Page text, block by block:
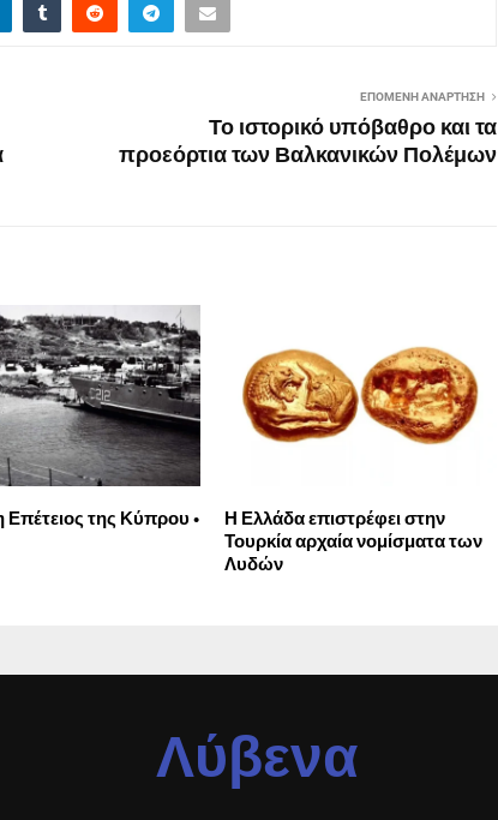
ΕΠΌΜΕΝΗ ΑΝΆΡΤΗΣΗ
Το ιστορικό υπόβαθρο και τα
προεόρτια των Βαλκανικών Πολέμων
της Κύπρου • Η Ελλάδα επιστρέφει στην
Τουρκία αρχαία νομίσματα των
Λυδών
Λύβενα